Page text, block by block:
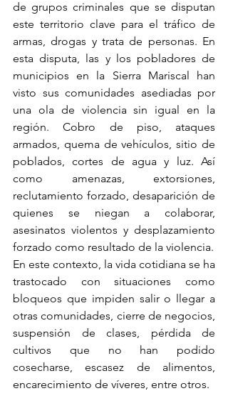
de grupos criminales que se disputan
este territorio clave para el tráfico de
armas, drogas y trata de personas. En
esta disputa, las y los pobladores de
municipios en la Sierra Mariscal han
visto sus comunidades asediadas por
una ola de violencia sin igual en la
región. Cobro de piso, ataques
armados, quema de vehículos, sitio de
poblados, cortes de agua y luz. Así
como amenazas, extorsiones,
reclutamiento forzado, desaparición de
quienes se niegan a colaborar,
asesinatos violentos y desplazamiento
forzado como resultado de la violencia.
En este contexto, la vida cotidiana se ha
trastocado con situaciones como
bloqueos que impiden salir o llegar a
otras comunidades, cierre de negocios,
suspensión de clases, pérdida de
cultivos que no han podido
cosecharse, escasez de alimentos,
encarecimiento de víveres, entre otros.